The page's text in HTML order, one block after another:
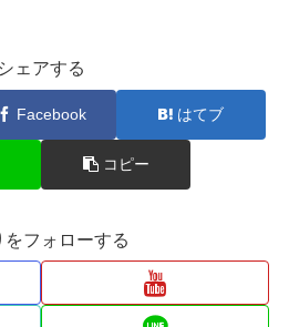
シェアする
Facebook はてブ
コピー
をフォローする